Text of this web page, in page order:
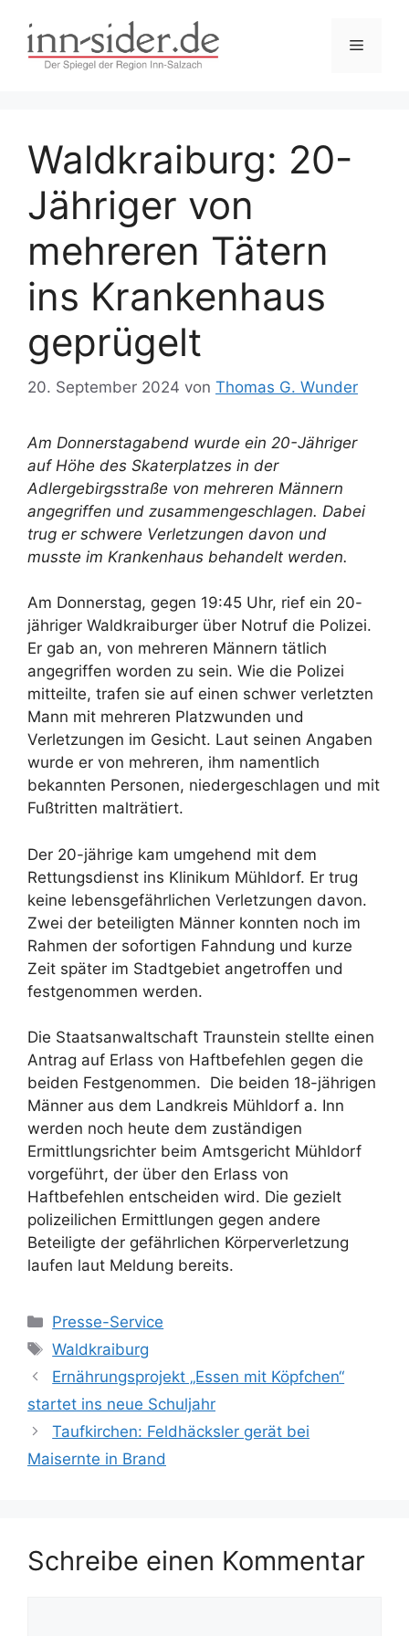
Inhalt
springen
Menü
Waldkraiburg: 20-
Jähriger von
mehreren Tätern
ins Krankenhaus
geprügelt
20. September 2024 von Thomas G. Wunder
Am Donnerstagabend wurde ein 20-Jähriger
auf Höhe des Skaterplatzes in der
Adlergebirgsstraße von mehreren Männern
angegriffen und zusammengeschlagen. Dabei
trug er schwere Verletzungen davon und
musste im Krankenhaus behandelt werden.
Am Donnerstag, gegen 19:45 Uhr, rief ein 20-
jähriger Waldkraiburger über Notruf die Polizei.
Er gab an, von mehreren Männern tätlich
angegriffen worden zu sein. Wie die Polizei
mitteilte, trafen sie auf einen schwer verletzten
Mann mit mehreren Platzwunden und
Verletzungen im Gesicht. Laut seinen Angaben
wurde er von mehreren, ihm namentlich
bekannten Personen, niedergeschlagen und mit
Fußtritten malträtiert.
Der 20-jährige kam umgehend mit dem
Rettungsdienst ins Klinikum Mühldorf. Er trug
keine lebensgefährlichen Verletzungen davon.
Zwei der beteiligten Männer konnten noch im
Rahmen der sofortigen Fahndung und kurze
Zeit später im Stadtgebiet angetroffen und
festgenommen werden.
Die Staatsanwaltschaft Traunstein stellte einen
Antrag auf Erlass von Haftbefehlen gegen die
beiden Festgenommen. Die beiden 18-jährigen
Männer aus dem Landkreis Mühldorf a. Inn
werden noch heute dem zuständigen
Ermittlungsrichter beim Amtsgericht Mühldorf
vorgeführt, der über den Erlass von
Haftbefehlen entscheiden wird. Die gezielt
polizeilichen Ermittlungen gegen andere
Beteiligte der gefährlichen Körperverletzung
laufen laut Meldung bereits.
Kategorien
Presse-Service
Schlagwörter
Waldkraiburg
Ernährungsprojekt „Essen mit Köpfchen“
startet ins neue Schuljahr
Taufkirchen: Feldhäcksler gerät bei
Maisernte in Brand
Schreibe einen Kommentar